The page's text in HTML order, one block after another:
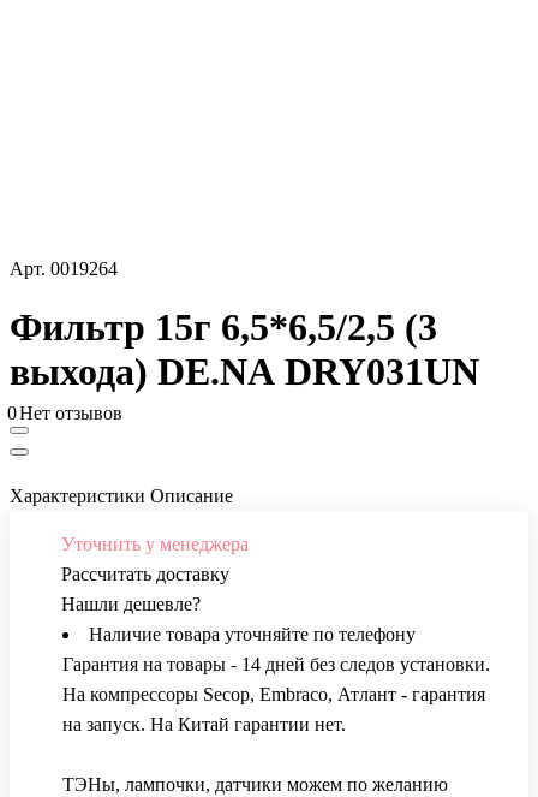
Арт. 0019264
Фильтр 15г 6,5*6,5/2,5 (3
выхода) DE.NА DRY031UN
0Нет отзывов
Характеристики Описание
Уточнить у менеджера
Рассчитать доставку
Нашли дешевле?
Наличие товара уточняйте по телефону
Гарантия на товары - 14 дней без следов установки.
На компрессоры Secop, Embraco, Атлант - гарантия
на запуск. На Китай гарантии нет.
ТЭНы, лампочки, датчики можем по желанию